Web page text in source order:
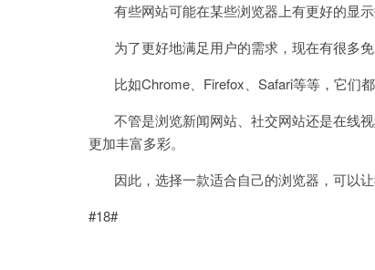
有些网站可能在某些浏览器上有更好的显示
为了更好地满足用户的需求，现在有很多免
比如Chrome、Firefox、Safari等等，它们都
不管是浏览新闻网站、社交网站还是在线视
更加丰富多彩。
因此，选择一款适合自己的浏览器，可以让
#18#